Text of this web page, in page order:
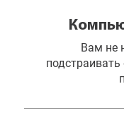
Вам не